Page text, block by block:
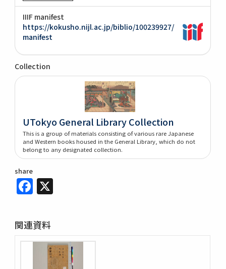
IIIF manifest
https://kokusho.nijl.ac.jp/biblio/100239927/
manifest
Collection
UTokyo General Library Collection
This is a group of materials consisting of various rare Japanese
and Western books housed in the General Library, which do not
belong to any designated collection.
share
Facebook
関連資料